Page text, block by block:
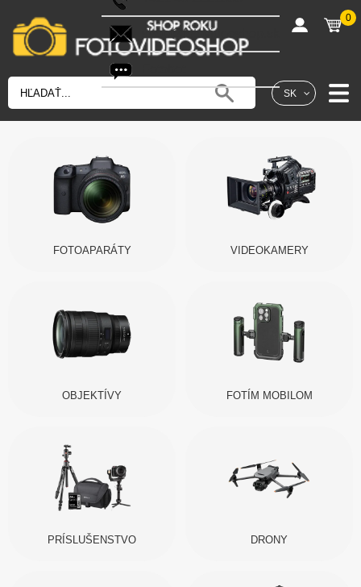
SK
shop@fotovideoshop.sk
0
FOTOAPARÁTY VIDEOKAMERY
OBJEKTÍVY FOTÍM MOBILOM
PRÍSLUŠENSTVO DRONY